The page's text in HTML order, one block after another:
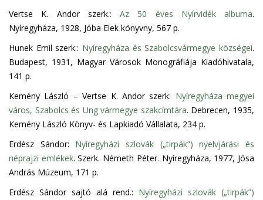
Vertse K. Andor szerk.: Az 50 éves Nyírvidék albuma.
Nyíregyháza, 1928, Jóba Elek könyvny, 567 p.
Hunek Emil szerk.: Nyíregyháza és Szabolcsvármegye községei.
Budapest, 1931, Magyar Városok Monográfiája Kiadóhivatala,
141 p.
Kemény László – Vertse K. Andor szerk: Nyíregyháza megyei
város, Szabolcs és Ung vármegye szakcímtára. Debrecen, 1935,
Kemény László Könyv- és Lapkiadó Vállalata, 234 p.
Erdész Sándor: Nyíregyházi szlovák („tirpák”) nyelvjárási és
néprajzi emlékek. Szerk. Németh Péter. Nyíregyháza, 1977, Jósa
András Múzeum, 171 p.
Erdész Sándor sajtó alá rend.: Nyíregyházi szlovák („tirpák”)